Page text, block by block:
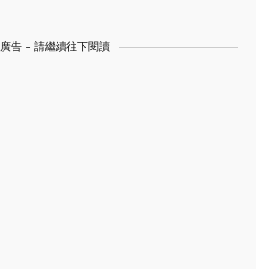
廣告 - 請繼續往下閱讀